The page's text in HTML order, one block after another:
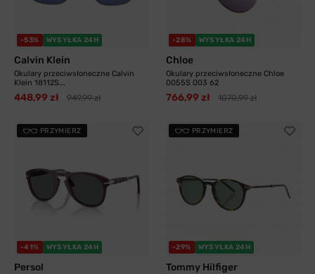
-53% WYSYŁKA 24H
Calvin Klein
Okulary przeciwsłoneczne Calvin
Klein 18112S...
448,99 zł 949,99 zł
-28% WYSYŁKA 24H
Chloe
Okulary przeciwsłoneczne Chloe
0055S 003 62
766,99 zł 1070,99 zł
PRZYMIERZ
-41% WYSYŁKA 24H
Persol
PRZYMIERZ
-29% WYSYŁKA 24H
Tommy Hilfiger